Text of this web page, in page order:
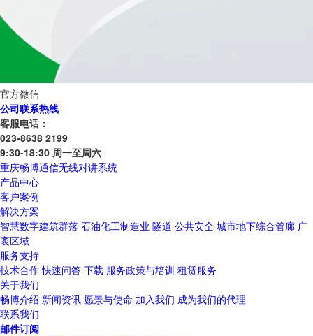
官方微信
公司联系热线
客服电话：
023-8638 2199
9:30-18:30 周一至周六
重庆畅博通信无线对讲系统
产品中心
客户案例
解决方案
智慧数字建筑群落 石油化工制造业 隧道 公共安全 城市地下综合管廊 广
袤区域
服务支持
技术合作 快速问答 下载 服务政策与培训 租赁服务
关于我们
畅博介绍 新闻资讯 愿景与使命 加入我们 成为我们的代理
联系我们
邮件订阅